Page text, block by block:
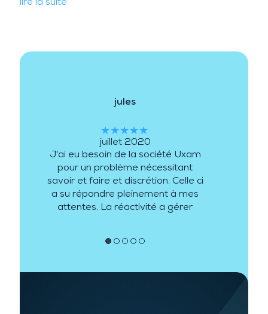
lire la suite
jules
★★★★★
juillet 2020
J'ai eu besoin de la société Uxam
pour un problème nécessitant
savoir et faire et discrétion. Celle ci
a su répondre pleinement à mes
attentes. La réactivité a gérer
●●●
●
●